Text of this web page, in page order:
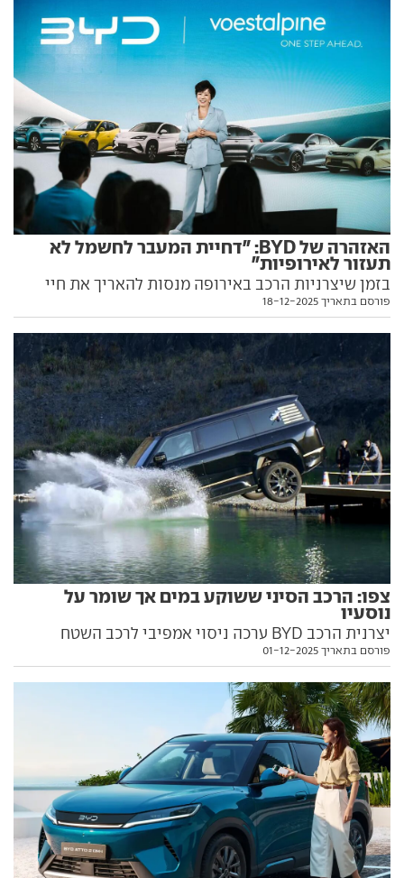
האזהרה של BYD: "דחיית המעבר לחשמל לא
תעזור לאירופיות"
בזמן שיצרניות הרכב באירופה מנסות להאריך את חיי
היברידית-נטענת מפתיעה בדרך לייצור
פורסם בתאריך 18-12-2025
צפו: הרכב הסיני ששוקע במים אך שומר על
נוסעיו
יצרנית הרכב BYD ערכה ניסוי אמפיבי לרכב השטח
יאנגוואנג U8. היכולת לא לגמרי ברורה, אבל תופתעו
שנה. הווידאו בפנים
פורסם בתאריך 01-12-2025